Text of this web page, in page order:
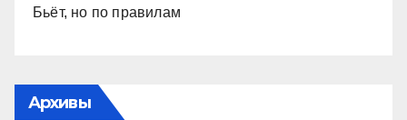
Бьёт, но по правилам
Архивы